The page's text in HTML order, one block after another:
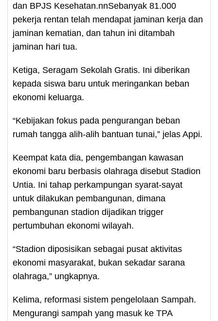
dan BPJS Kesehatan.nnSebanyak 81.000
pekerja rentan telah mendapat jaminan kerja dan
jaminan kematian, dan tahun ini ditambah
jaminan hari tua.
Ketiga, Seragam Sekolah Gratis. Ini diberikan
kepada siswa baru untuk meringankan beban
ekonomi keluarga.
“Kebijakan fokus pada pengurangan beban
rumah tangga alih-alih bantuan tunai,” jelas Appi.
Keempat kata dia, pengembangan kawasan
ekonomi baru berbasis olahraga disebut Stadion
Untia. Ini tahap perkampungan syarat-sayat
untuk dilakukan pembangunan, dimana
pembangunan stadion dijadikan trigger
pertumbuhan ekonomi wilayah.
“Stadion diposisikan sebagai pusat aktivitas
ekonomi masyarakat, bukan sekadar sarana
olahraga,” ungkapnya.
Kelima, reformasi sistem pengelolaan Sampah.
Mengurangi sampah yang masuk ke TPA